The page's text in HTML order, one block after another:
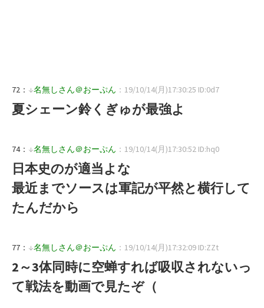
72： ↓名無しさん＠おーぷん ：19/10/14(月)17:30:25 ID:0d7
夏シェーン鈴くぎゅが最強よ
74： ↓名無しさん＠おーぷん ：19/10/14(月)17:30:52 ID:hq0
日本史のが適当よな
最近までソースは軍記が平然と横行して
たんだから
77： ↓名無しさん＠おーぷん ：19/10/14(月)17:32:09 ID:ZZt
2～3体同時に空蝉すれば吸収されないっ
て戦法を動画で見たぞ（